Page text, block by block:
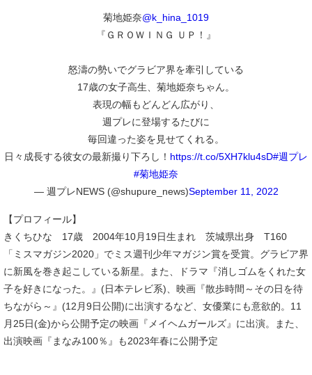
菊地姫奈@k_hina_1019
『ＧＲＯＷＩＮＧ ＵＰ！』
怒濤の勢いでグラビア界を牽引している
17歳の女子高生、菊地姫奈ちゃん。
表現の幅もどんどん広がり、
週プレに登場するたびに
毎回違った姿を見せてくれる。
日々成長する彼女の最新撮り下ろし！ https://t.co/5XH7klu4sD#週プレ
#菊地姫奈
— 週プレNEWS (@shupure_news)September 11, 2022
【プロフィール】
きくちひな 17歳 2004年10月19日生まれ 茨城県出身 T160
「ミスマガジン2020」でミス週刊少年マガジン賞を受賞。グラビア界
に新風を巻き起こしている新星。また、ドラマ『消しゴムをくれた女
子を好きになった。』(日本テレビ系)、映画『散歩時間～その日を待
ちながら～』(12月9日公開)に出演するなど、女優業にも意欲的。11
月25日(金)から公開予定の映画『メイヘムガールズ』に出演。また、
出演映画『まなみ100％』も2023年春に公開予定